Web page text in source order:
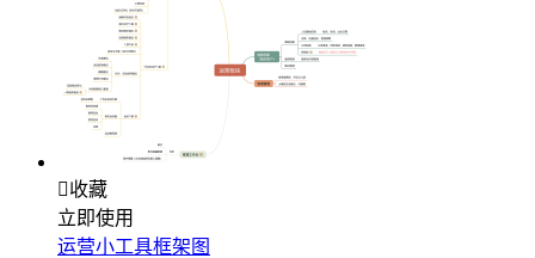
收藏
立即使用
运营小工具框架图